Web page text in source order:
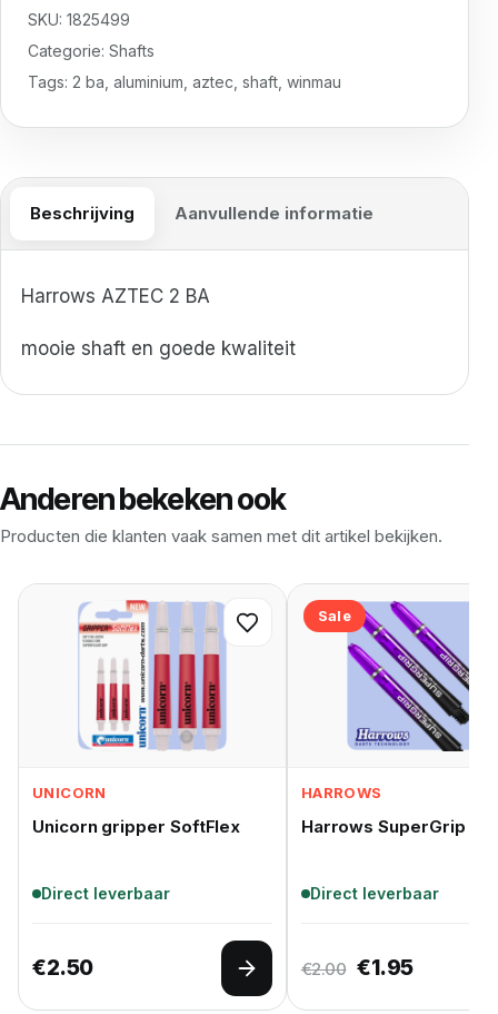
SKU: 1825499
Categorie: Shafts
Tags: 2 ba, aluminium, aztec, shaft, winmau
Beschrijving Aanvullende informatie
Harrows AZTEC 2 BA
mooie shaft en goede kwaliteit
Anderen bekeken ook
Producten die klanten vaak samen met dit artikel bekijken.
UNICORN
Unicorn gripper SoftFlex
Direct leverbaar
€2.50
Opties selecteren
Sale
HARROWS
Harrows SuperGrip
Direct leverbaar
€2.00 €1.95Huidige